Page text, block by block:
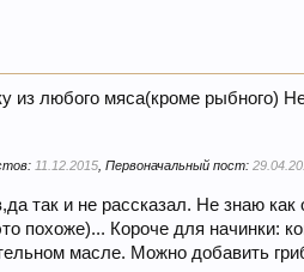
любого мяса(кроме рыбного)
11.12.2015 , Первоначальный пост:
так и не рассказал. Не знаю
похоже)... Короче для начинки:
масле. Можно добавить